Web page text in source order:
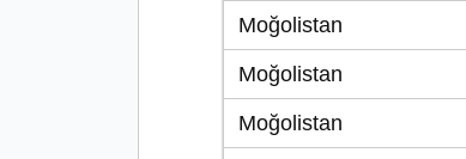
Moğolistan
Moğolistan
Moğolistan